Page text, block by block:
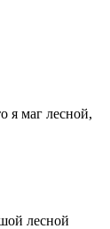
я маг лесной,
лесной